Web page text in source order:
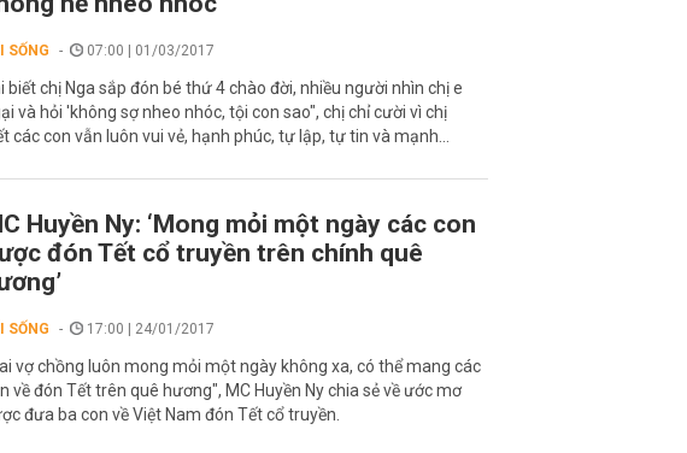
SỐNG 07:00 | 01/03/2017
biết chị Nga sắp đón bé thứ 4 chào đời, nhiều người nhìn chị e
và hỏi 'không sợ nheo nhóc, tội con sao", chị chỉ cười vì chị
các con vẫn luôn vui vẻ, hạnh phúc, tự lập, tự tin và mạnh...
Huyền Ny: ‘Mong mỏi một ngày các con
đón Tết cổ truyền trên chính quê
SỐNG 17:00 | 24/01/2017
vợ chồng luôn mong mỏi một ngày không xa, có thể mang các
về đón Tết trên quê hương", MC Huyền Ny chia sẻ về ước mơ
đưa ba con về Việt Nam đón Tết cổ truyền.